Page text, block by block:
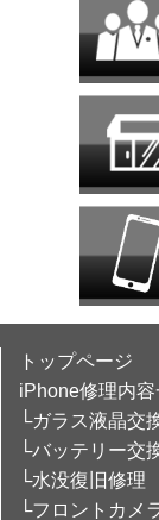
トップページ
iPhone修理内容
└ガラス液晶交
└バッテリー交
└水没復旧修理
└フロントカメ